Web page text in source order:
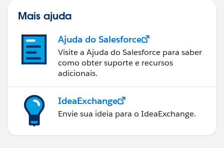
Mais ajuda
Ajuda do Salesforce
Visite a Ajuda do Salesforce para saber
como obter suporte e recursos
adicionais.
IdeaExchange
Envie sua ideia para o IdeaExchange.